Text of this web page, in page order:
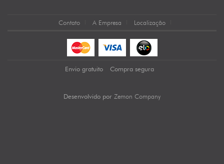
Contato A Empresa Localização
Envio gratuito Compra segura
Desenvolvido por Zemon Company